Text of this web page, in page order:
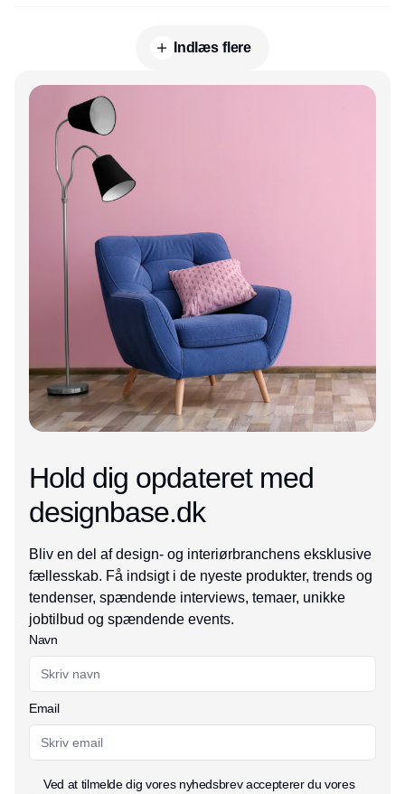
Indlæs flere
Hold dig opdateret med
designbase.dk
Bliv en del af design- og interiørbranchens eksklusive
fællesskab. Få indsigt i de nyeste produkter, trends og
tendenser, spændende interviews, temaer, unikke
jobtilbud og spændende events.
Navn
Email
Ved at tilmelde dig vores nyhedsbrev accepterer du vores